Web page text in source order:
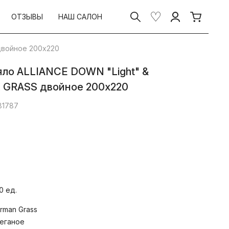
ОТЗЫВЫ НАШ САЛОН
200х220
ALLIANCE DOWN "Light" &
GRASS двойное 200х220
из отборного белого гусиного
кашмирских коз.
сочетается отборный белый
и нежный пуходержащий
египетского хлопка
ед.
Grass